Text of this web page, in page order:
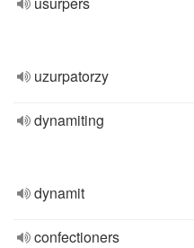
uzurpatorzy
dynamiting
dynamit
confectioners